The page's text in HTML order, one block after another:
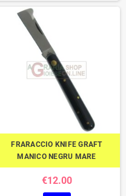
FRARACCIO KNIFE GRAFT
MANICO NEGRU MARE
€12.00